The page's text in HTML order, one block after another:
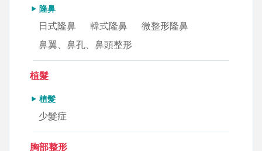
隆鼻
日式隆鼻 韓式隆鼻
微整形隆鼻
鼻翼、鼻孔、鼻頭整形
植髮
植髮
少髮症
胸部整形